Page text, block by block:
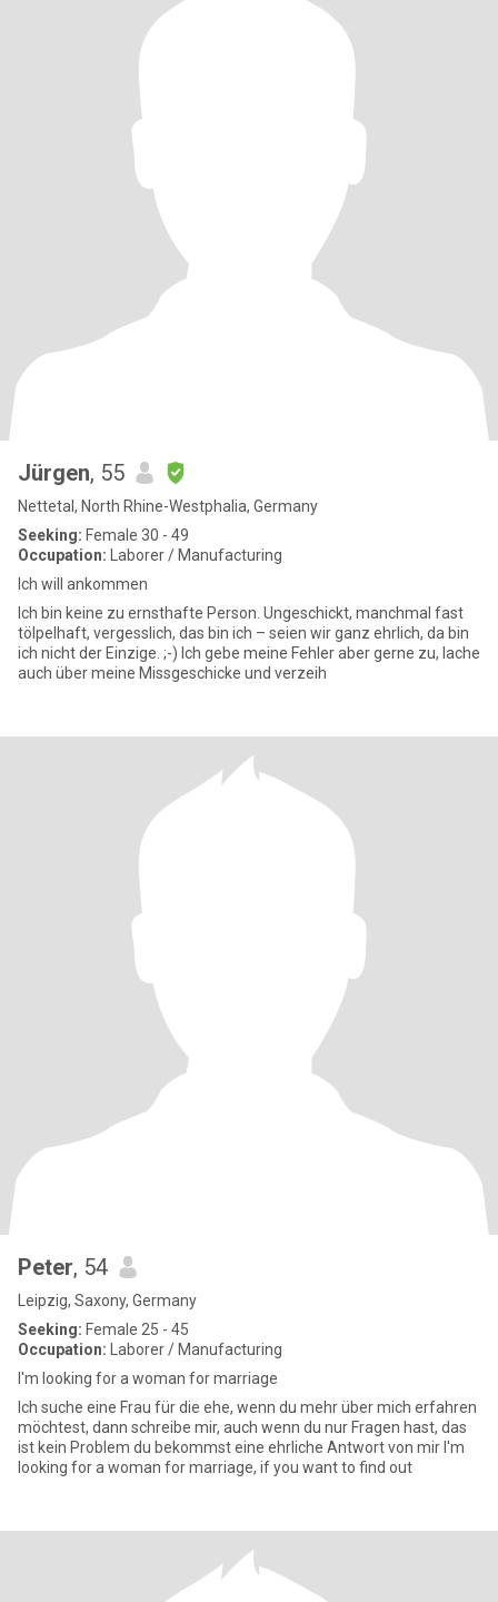
Jürgen, 55
Nettetal, North Rhine-Westphalia, Germany
Seeking: Female 30 - 49
Occupation: Laborer / Manufacturing
Ich will ankommen
Ich bin keine zu ernsthafte Person. Ungeschickt, manchmal fast
tölpelhaft, vergesslich, das bin ich – seien wir ganz ehrlich, da bin
ich nicht der Einzige. ;-) Ich gebe meine Fehler aber gerne zu, lache
auch über meine Missgeschicke und verzeih
Peter, 54
Leipzig, Saxony, Germany
Seeking: Female 25 - 45
Occupation: Laborer / Manufacturing
I'm looking for a woman for marriage
Ich suche eine Frau für die ehe, wenn du mehr über mich erfahren
möchtest, dann schreibe mir, auch wenn du nur Fragen hast, das
ist kein Problem du bekommst eine ehrliche Antwort von mir I'm
looking for a woman for marriage, if you want to find out